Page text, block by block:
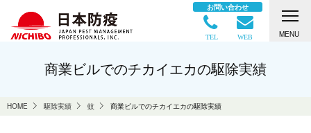
お問い合わせ
TEL WEB MENU
商業ビルでのチカイエカの駆除実績
HOME 駆除実績 蚊 商業ビルでのチカイエカの駆除実績